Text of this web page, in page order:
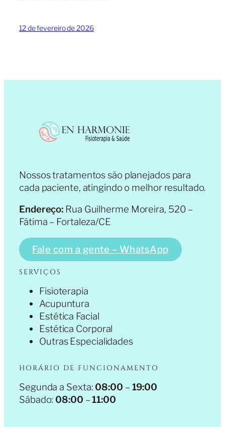
12 de fevereiro de 2026
Nossos tratamentos são planejados para
cada paciente, atingindo o melhor resultado.
Endereço: Rua Guilherme Moreira, 520 –
Fátima – Fortaleza/CE
Fale com a gente – WhatsApp
SERVIÇOS
Fisioterapia
Acupuntura
Estética Facial
Estética Corporal
Outras Especialidades
HORÁRIO DE FUNCIONAMENTO
Segunda a Sexta: 08:00 – 19:00
Sábado: 08:00 –11:00